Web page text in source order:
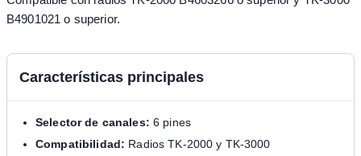
B4901021 o superior.
Características principales
Selector de canales: 6 pines
Compatibilidad: Radios TK-2000 y TK-3000